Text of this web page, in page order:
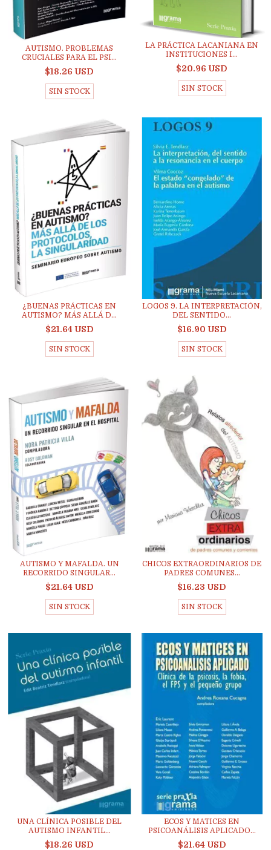
AUTISMO. PROBLEMAS
CRUCIALES PARA EL PSI...
$18.26 USD
SIN STOCK
LA PRÁCTICA LACANIANA EN
INSTITUCIONES I...
$20.96 USD
SIN STOCK
¿BUENAS PRÁCTICAS EN
AUTISMO? MÁS ALLÁ D...
$21.64 USD
SIN STOCK
LOGOS 9. LA INTERPRETACIÓN,
DEL SENTIDO...
$16.90 USD
SIN STOCK
AUTISMO Y MAFALDA. UN
RECORRIDO SINGULAR...
$21.64 USD
SIN STOCK
CHICOS EXTRAORDINARIOS DE
PADRES COMUNES...
$16.23 USD
SIN STOCK
UNA CLÍNICA POSIBLE DEL
AUTISMO INFANTIL...
$18.26 USD
ECOS Y MATICES EN
PSICOANÁLISIS APLICADO...
$21.64 USD